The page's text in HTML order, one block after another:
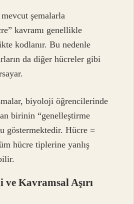
şemalarla
kavramı genellikle
kodlanır. Bu nedenle
da diğer hücreler gibi
biyoloji öğrencilerinde
birinin “genelleştirme
göstermektedir. Hücre =
hücre tiplerine yanlış
ve Kavramsal Aşırı